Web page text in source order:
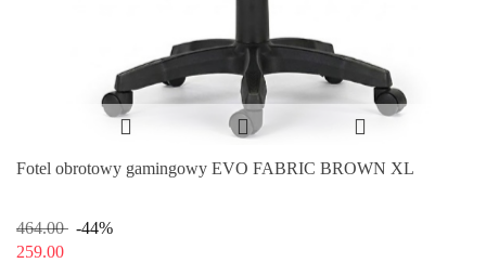
Fotel obrotowy gamingowy EVO FABRIC BROWN XL
464.00
-44%
259.00